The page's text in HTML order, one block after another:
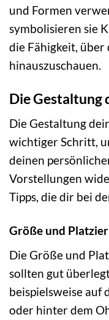
und Formen
symbolisieren sie
die Fähigkeit, über
hinauszuschauen.
Die Gestaltung
Die Gestaltung
wichtiger Schritt,
deinen
Vorstellungen
Tipps, die dir bei
Größe und
Die Größe und
sollten gut
beispielsweise auf
oder hinter dem